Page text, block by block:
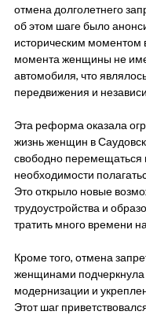
отмена долголетнего
об этом шаге было
историческим моментом
момента женщины не
автомобиля, что
передвижения и
Эта реформа оказала
жизнь женщин в
свободно перемещаться
необходимости
Это открыло новые
трудоустройства и
тратить много времени
Кроме того, отмена
женщинами подчеркнула
модернизации и
Этот шаг